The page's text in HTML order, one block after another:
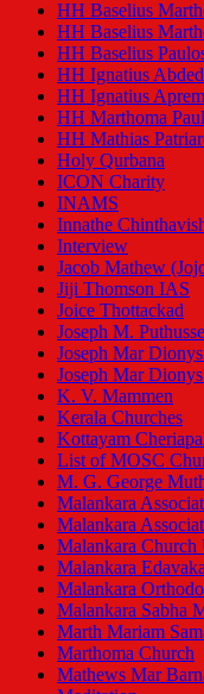
HH Baselius
HH Baselius
HH Baselius
HH Ignatius
HH Ignatius
HH Marthoma
HH Mathias
Holy Qurbana
ICON Charity
INAMS
Innathe
Interview
Jacob Mathew
Jiji Thomson IAS
Joice Thottackad
Joseph M.
Joseph Mar
Joseph Mar
K. V. Mammen
Kerala Churches
Kottayam
List of MOSC
M. G. George
Malankara
Malankara
Malankara Church
Malankara
Malankara
Malankara Sabha
Marth Mariam
Marthoma Church
Mathews Mar